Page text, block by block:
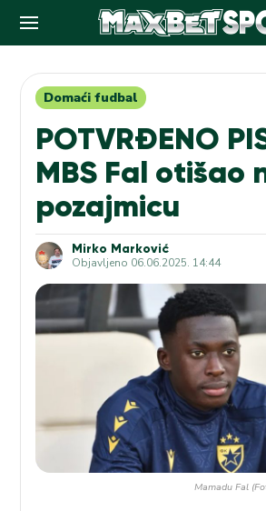
contentDomaći fudbal
POTVRĐENO
MBS Fal otišao
pozajmicu
Mirko Marković
Objavljeno 06.06.2025. 14:44
Mamadu Fal